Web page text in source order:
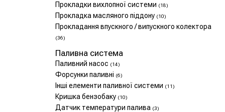
Прокладки вихлопної системи (18)
Прокладка масляного піддону (10)
Прокладання впускного / випускного колектора
(36)
Паливна система
Паливний насос (14)
Форсунки паливні (6)
Інші елементи паливної системи (11)
Кришка бензобаку (10)
Датчик температури палива (3)